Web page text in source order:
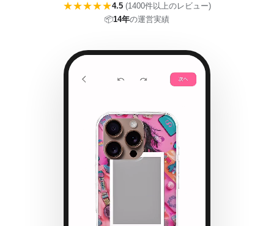
★★★★★4.5 (1400件以上のレビュー)
📦14年の運営実績